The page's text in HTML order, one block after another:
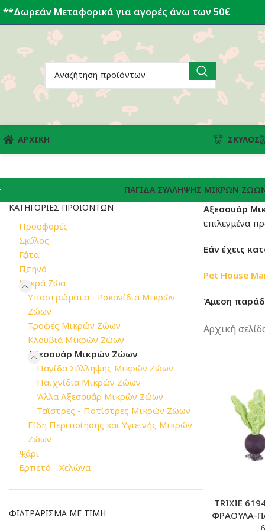
**Δωρεάν Μεταφορικά για αγορές άνω των 50€
ΑΡΧΙΚΗ ΣΚΎΛΟΣ
ΠΑΓΊΔΑ ΣΎΛΛΗΨΗΣ ΜΙΚΡΏΝ
ΚΑΤΗΓΟΡΊΕΣ ΠΡΟΪΌΝΤΩΝ
Προσφορές
Σκύλος
Γάτα
Πτηνό
Μικρά Ζώα
Υποστρώματα - Ροκανίδια Μικρών
Ζώων
Τροφές Μικρών Ζώων
Κλουβιά Μικρών Ζώων
Αξεσουάρ Μικρών Ζώων
Παγίδα Σύλληψης Μικρών Ζώων
Παιχνίδια Μικρών Ζώων
Άλλα Αξεσουάρ Μικρών Ζώων
Ταϊστρες - Ποτίστρες Μικρών Ζώων
Είδη Περιποίησης και Υγιεινής Μικρών
Ζώων
Ψάρι
Ερπετό - Χελώνα
ΦΙΛΤΡΆΡΙΣΜΑ ΜΕ ΤΙΜΉ
Αξεσουάρ
επιλεγμένα
Εάν έχεις
Pet House
Άμεση
Αρχική
TRIXIE
ΦΡΑΟΥΛΑ-